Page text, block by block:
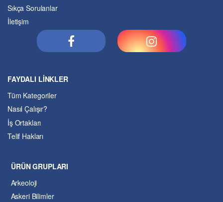
Sıkça Sorulanlar
İletişim
FAYDALI LİNKLER
Tüm Kategoriler
Nasıl Çalışır?
İş Ortakları
Telif Hakları
ÜRÜN GRUPLARI
Arkeoloji
Askeri Bilimler